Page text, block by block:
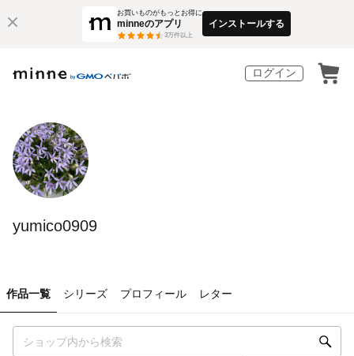
お買いものがもっとお得に
minneのアプリ
3万件以上
インストールする
ログイン
yumico0909
作品一覧 シリーズ プロフィール レター